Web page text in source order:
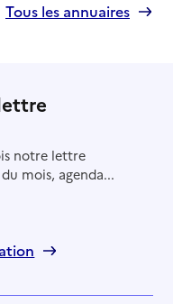
Tous les annuaires
notre lettre
mois, agenda...